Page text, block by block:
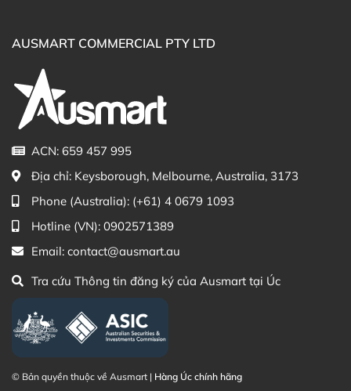
Zalo Ausmart.au
(Australia)
Điện thoại liên hệ đặt hàng:
Thạc sĩ Điều dưỡng & Cố vấn sản
phẩm Lily Huỳnh
dung
AUSMART COMMERCIAL PTY LTD
ACN: 659 457 995
Địa chỉ: Keysborough, Melbourne, Australia, 3173
Phone (Australia): (+61) 4 0679 1093
Hotline (VN): 0902571389
Email: contact@ausmart.au
Tra cứu Thông tin đăng ký của Ausmart tại Úc
© Bản quyền thuộc về Ausmart | Hàng Úc chính hãng